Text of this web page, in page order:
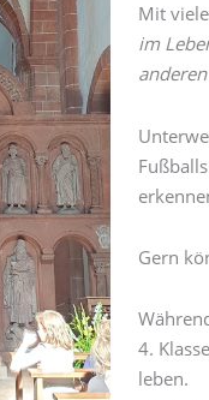
Mit
im
Gern
4.
leben.